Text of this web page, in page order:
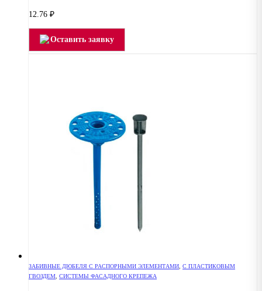
12.76 ₽
Оставить заявку
ЗАБИВНЫЕ ДЮБЕЛЯ С РАСПОРНЫМИ ЭЛЕМЕНТАМИ, С ПЛАСТИКОВЫМ
ГВОЗДЕМ, СИСТЕМЫ ФАСАДНОГО КРЕПЕЖА